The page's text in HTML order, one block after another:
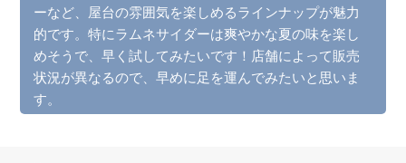
ーなど、屋台の雰囲気を楽しめるラインナップが魅力
的です。特にラムネサイダーは爽やかな夏の味を楽し
めそうで、早く試してみたいです！店舗によって販売
状況が異なるので、早めに足を運んでみたいと思いま
す。